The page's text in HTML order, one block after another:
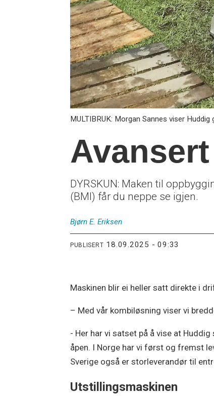
MULTIBRUK: Morgan Sannes viser
DYRSKUN: Maken til
(BMI) får du neppe se igjen.
Bjørn E. Eriksen
PUBLISERT 18.09.2025 - 09:33
Maskinen blir ei heller satt direkte i
– Med vår kombiløsning viser vi
- Her har vi satset på å vise at
åpen. I Norge har vi først og fremst
Sverige også er storleverandør til
Utstillingsmaskinen